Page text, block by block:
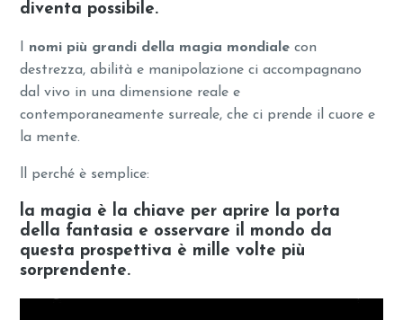
diventa possibile.
nomi più grandi della magia mondiale con
destrezza, abilità e manipolazione ci accompagnano
dal vivo in una dimensione reale e
contemporaneamente surreale, che ci prende il cuore e
la mente.
ll perché è semplice:
la magia è la chiave per aprire la porta
della fantasia e osservare il mondo da
questa prospettiva è mille volte più
sorprendente.